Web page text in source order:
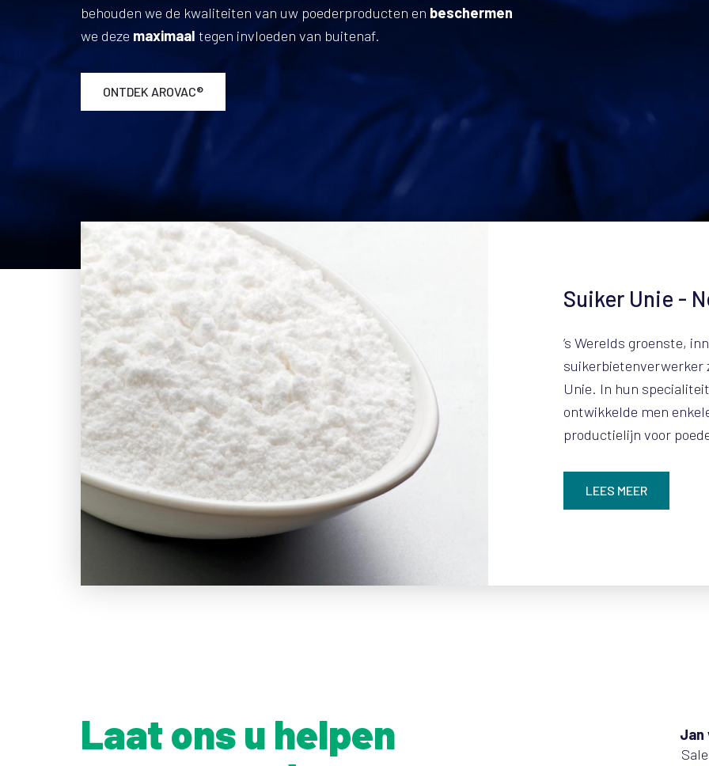
behouden we de kwaliteiten van uw poederproducten en beschermen
we deze maximaal tegen invloeden van buitenaf.
ONTDEK AROVAC®
Suiker Unie -
’s Werelds groenste,
suikerbietenverwerker
Unie. In hun
ontwikkelde men
productielijn voor
LEES MEER
Laat ons u helpen
Jan